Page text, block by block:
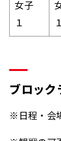
女子
１
１
ブロッ
※日程・会